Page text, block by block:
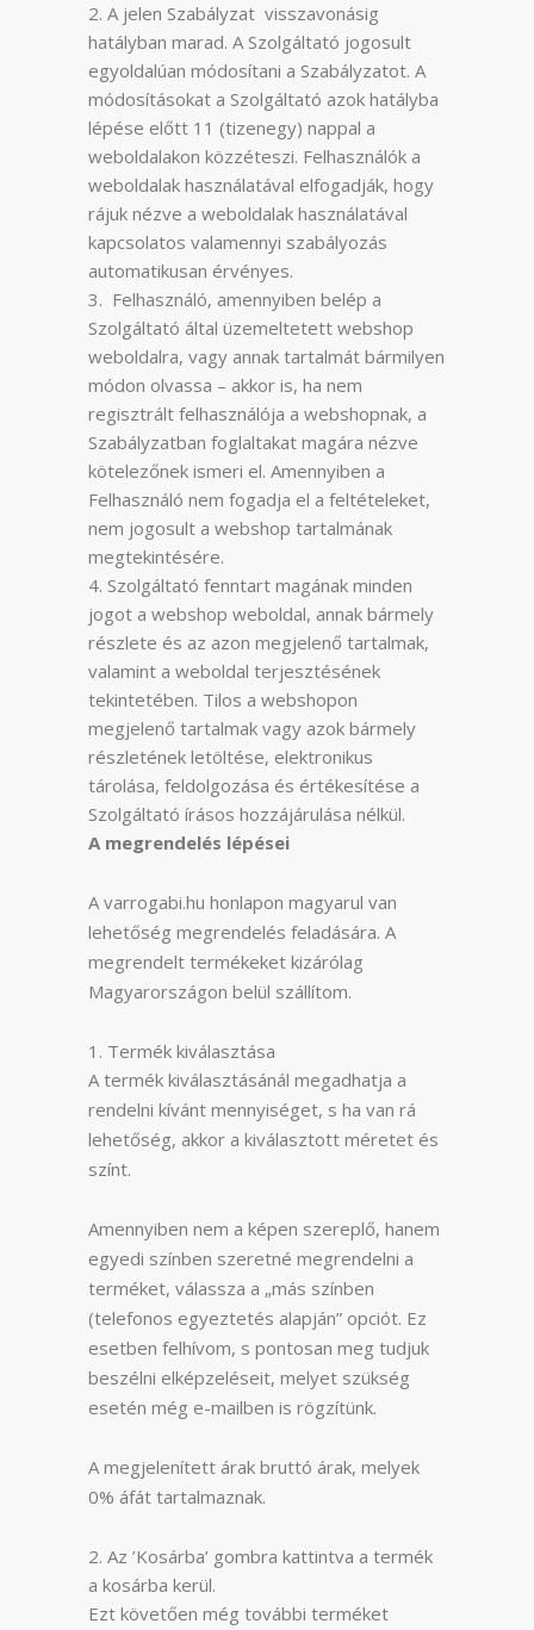
A jelen Szabályzat visszavonásig
hatályban marad. A Szolgáltató jogosult
egyoldalúan módosítani a Szabályzatot. A
módosításokat a Szolgáltató azok hatályba
lépése előtt 11 (tizenegy) nappal a
weboldalakon közzéteszi. Felhasználók a
weboldalak használatával elfogadják, hogy
rájuk nézve a weboldalak használatával
kapcsolatos valamennyi szabályozás
automatikusan érvényes.
Felhasználó, amennyiben belép a
Szolgáltató által üzemeltetett webshop
weboldalra, vagy annak tartalmát bármilyen
módon olvassa – akkor is, ha nem
regisztrált felhasználója a webshopnak, a
Szabályzatban foglaltakat magára nézve
kötelezőnek ismeri el. Amennyiben a
Felhasználó nem fogadja el a feltételeket,
nem jogosult a webshop tartalmának
megtekintésére.
Szolgáltató fenntart magának minden
jogot a webshop weboldal, annak bármely
részlete és az azon megjelenő tartalmak,
valamint a weboldal terjesztésének
tekintetében. Tilos a webshopon
megjelenő tartalmak vagy azok bármely
részletének letöltése, elektronikus
tárolása, feldolgozása és értékesítése a
Szolgáltató írásos hozzájárulása nélkül.
A megrendelés lépései
A varrogabi.hu honlapon magyarul van
lehetőség megrendelés feladására. A
megrendelt termékeket kizárólag
Magyarországon belül szállítom.
Termék kiválasztása
A termék kiválasztásánál megadhatja a
rendelni kívánt mennyiséget, s ha van rá
lehetőség, akkor a kiválasztott méretet és
színt.
Amennyiben nem a képen szereplő, hanem
egyedi színben szeretné megrendelni a
terméket, válassza a „más színben
(telefonos egyeztetés alapján” opciót. Ez
esetben felhívom, s pontosan meg tudjuk
beszélni elképzeléseit, melyet szükség
esetén még e-mailben is rögzítünk.
A megjelenített árak bruttó árak, melyek
0% áfát tartalmaznak.
Az ’Kosárba’ gombra kattintva a termék
a kosárba kerül.
Ezt követően még további terméket